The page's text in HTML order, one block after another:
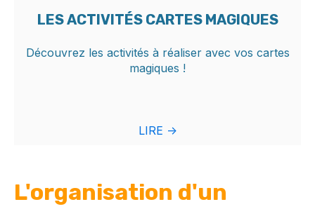
LES ACTIVITÉS CARTES MAGIQUES
Découvrez les activités à réaliser avec vos cartes
magiques !
LIRE ->
L'organisation d'un